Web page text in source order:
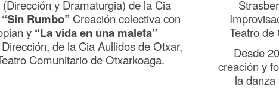
(Dirección y Dramaturgia) de la Cia
“Sin Rumbo”Creación colectiva con
y “La vida en una maleta”
de la Cia Aullidos de Otxar,
Comunitario de Otxarkoaga.
Teatro de
Desde
creación y
la